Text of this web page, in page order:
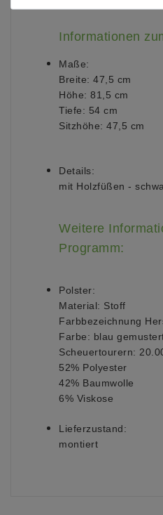
Informationen
Maße:
Breite: 47,5 cm
Höhe: 81,5 cm
Tiefe: 54 cm
Sitzhöhe: 47,5 cm
Details:
mit Holzfüßen -
Weitere
Programm:
Polster:
Material: Stoff
Farbbezeichnung
Farbe: blau
Scheuertourern:
52% Polyester
42% Baumwolle
6% Viskose
Lieferzustand:
montiert